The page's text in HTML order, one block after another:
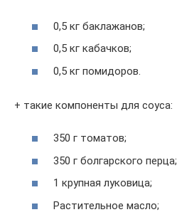
0,5 кг баклажанов;
0,5 кг кабачков;
0,5 кг помидоров.
+ такие компоненты для соуса:
350 г томатов;
350 г болгарского перца;
1 крупная луковица;
Растительное масло;